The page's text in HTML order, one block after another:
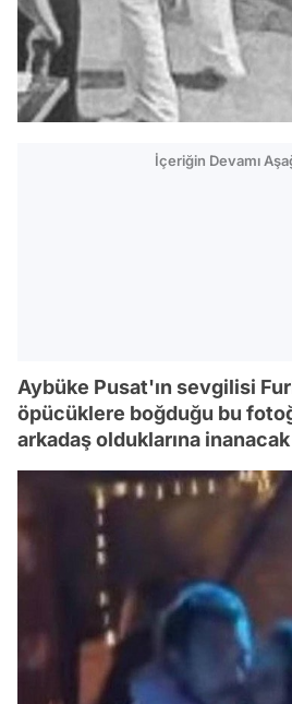
İçeriğin Devamı
Aybüke Pusat'ın sevgilisi
öpücüklere boğduğu bu
arkadaş olduklarına